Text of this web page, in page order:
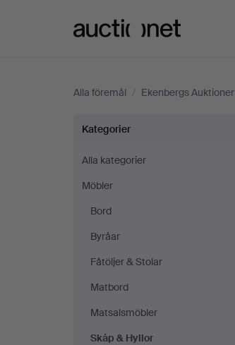
Alla föremål / Ekenbergs Auktioner
Skåp
&
Hyllor
på
Ekenbergs
Auktioner
Kategorier
Alla kategorier
Möbler
Bord
Byråar
Fåtöljer & Stolar
Matbord
Matsalsmöbler
Skåp & Hyllor